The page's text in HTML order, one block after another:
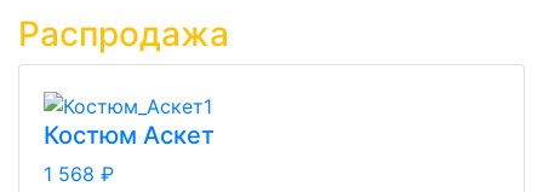
Распродажа
Костюм Аскет
1 568 ₽